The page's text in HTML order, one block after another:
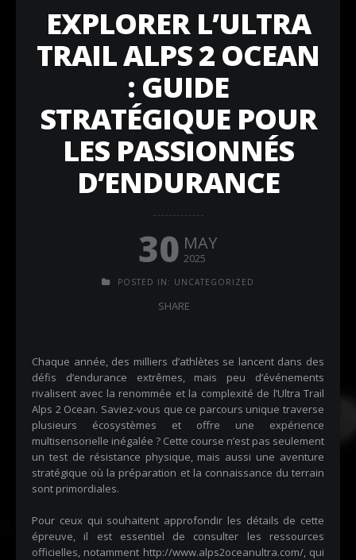
EXPLORER L’ULTRA
TRAIL ALPS 2 OCEAN
: GUIDE
STRATÉGIQUE POUR
LES PASSIONNÉS
D’ENDURANCE
30 MAY
2025
POSTED IN: UNCATEGORIZED
SHARE
Chaque année, des milliers d’athlètes se lancent dans des
défis d’endurance extrêmes, mais peu d’événements
rivalisent avec la renommée et la complexité de l’Ultra Trail
Alps 2 Ocean. Saviez-vous que ce parcours unique traverse
plusieurs écosystèmes et offre une expérience
multisensorielle inégalée ? Cette course n’est pas seulement
un test de résistance physique, mais aussi une aventure
stratégique où la préparation et la connaissance du terrain
sont primordiales.
Pour ceux qui souhaitent approfondir les détails de cette
épreuve, il est essentiel de consulter les ressources
officielles, notamment http://www.alps2oceanultra.com/, qui